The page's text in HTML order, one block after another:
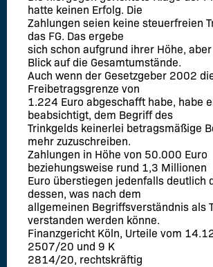
hatte keinen Erfolg. Die
Zahlungen seien keine steuerfreien
das FG. Das ergebe
sich schon aufgrund ihrer Höhe,
Blick auf die Gesamtumstände.
Auch wenn der Gesetzgeber 2002
Freibetragsgrenze von
1.224 Euro abgeschafft habe, habe
beabsichtigt, dem Begriff des
Trinkgelds keinerlei betragsmäßige
mehr zuzuschreiben.
Zahlungen in Höhe von 50.000 Euro
beziehungsweise rund 1,3 Millionen
Euro überstiegen jedenfalls deutlich
dessen, was nach dem
allgemeinen Begriffsverständnis als
verstanden werden könne.
Finanzgericht Köln, Urteile vom
2507/20 und 9 K
2814/20, rechtskräftig